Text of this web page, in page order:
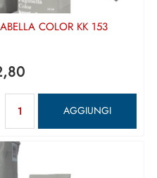
COLOR KK 153
AGGIUNGI